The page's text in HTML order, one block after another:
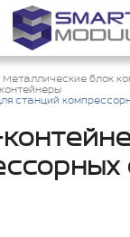
Металлические блок
станций